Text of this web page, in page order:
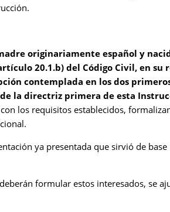
originariamente español y
20.1.b) del Código Civil, en su
contemplada en los dos
la directriz primera de esta
los requisitos establecidos,
ya presentada que sirvió de
formular estos interesados, se